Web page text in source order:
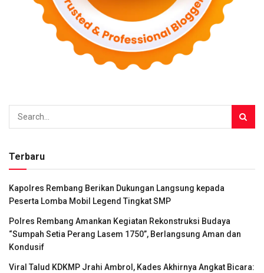
Terbaru
Kapolres Rembang Berikan Dukungan Langsung kepada
Peserta Lomba Mobil Legend Tingkat SMP
Polres Rembang Amankan Kegiatan Rekonstruksi Budaya
“Sumpah Setia Perang Lasem 1750”, Berlangsung Aman dan
Kondusif
Viral Talud KDKMP Jrahi Ambrol, Kades Akhirnya Angkat Bicara: